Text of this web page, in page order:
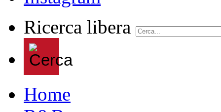
Ricerca libera
Home